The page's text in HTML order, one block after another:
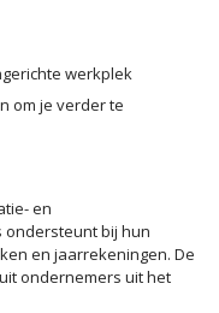
werkplek
om je verder te
en
bij hun
en jaarrekeningen. De
ondernemers uit het